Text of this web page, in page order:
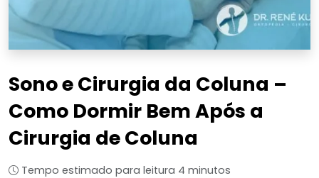
Sono e Cirurgia da Coluna –
Como Dormir Bem Após a
Cirurgia de Coluna
Tempo estimado para leitura 4 minutos